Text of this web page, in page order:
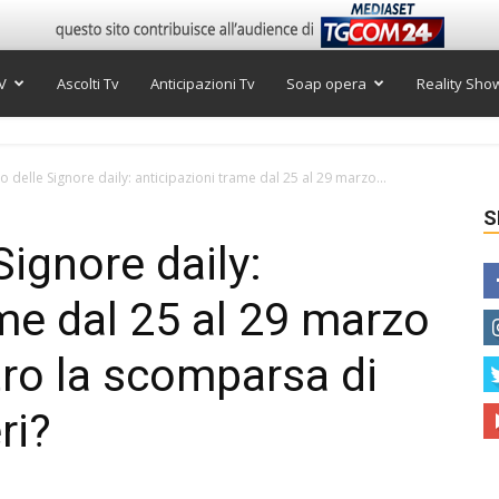
Ascolti Tv Anticipazioni Tv Soap opera Reality
delle Signore daily: anticipazioni trame dal 25 al 29 marzo...
daily:
dal 25 al 29 marzo
la scomparsa di